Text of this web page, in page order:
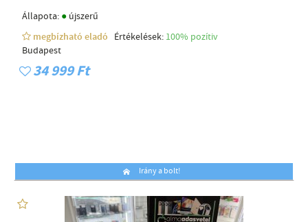
Állapota: ● újszerű
megbízható eladó
Értékelések: 100% pozítiv
Budapest
34 999 Ft
Irány a bolt!